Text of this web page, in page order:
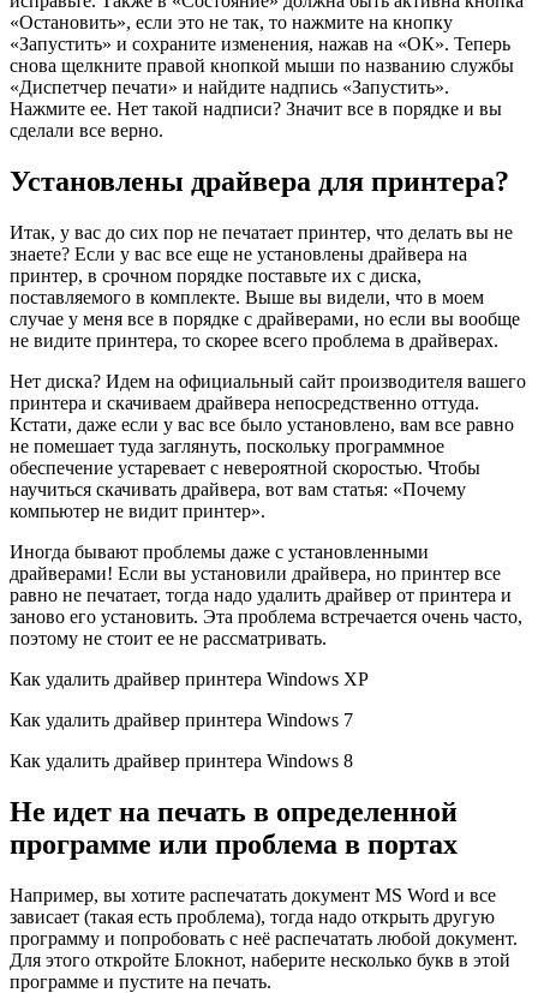
«Остановить», если это не так, то нажмите на кнопку
«Запустить» и сохраните изменения, нажав на «ОК». Теперь
снова щелкните правой кнопкой мыши по названию службы
«Диспетчер печати» и найдите надпись «Запустить».
Нажмите ее. Нет такой надписи? Значит все в порядке и вы
сделали все верно.
Установлены драйвера для принтера?
Итак, у вас до сих пор не печатает принтер, что делать вы не
знаете? Если у вас все еще не установлены драйвера на
принтер, в срочном порядке поставьте их с диска,
поставляемого в комплекте. Выше вы видели, что в моем
случае у меня все в порядке с драйверами, но если вы вообще
не видите принтера, то скорее всего проблема в драйверах.
Нет диска? Идем на официальный сайт производителя вашего
принтера и скачиваем драйвера непосредственно оттуда.
Кстати, даже если у вас все было установлено, вам все равно
не помешает туда заглянуть, поскольку программное
обеспечение устаревает с невероятной скоростью. Чтобы
научиться скачивать драйвера, вот вам статья: «Почему
компьютер не видит принтер».
Иногда бывают проблемы даже с установленными
драйверами! Если вы установили драйвера, но принтер все
равно не печатает, тогда надо удалить драйвер от принтера и
заново его установить. Эта проблема встречается очень часто,
поэтому не стоит ее не рассматривать.
Как удалить драйвер принтера Windows XP
Как удалить драйвер принтера Windows 7
Как удалить драйвер принтера Windows 8
Не идет на печать в определенной
программе или проблема в портах
Например, вы хотите распечатать документ MS Word и все
зависает (такая есть проблема), тогда надо открыть другую
программу и попробовать с неё распечатать любой документ.
Для этого откройте Блокнот, наберите несколько букв в этой
программе и пустите на печать.